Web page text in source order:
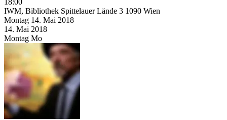
IWM, Bibliothek Spittelauer Lände 3 1090 Wien
Montag 14. Mai 2018
14. Mai 2018
Montag Mo